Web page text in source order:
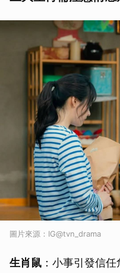
圖片來源：IG@tvn_drama
生肖鼠 ：小事引發信任